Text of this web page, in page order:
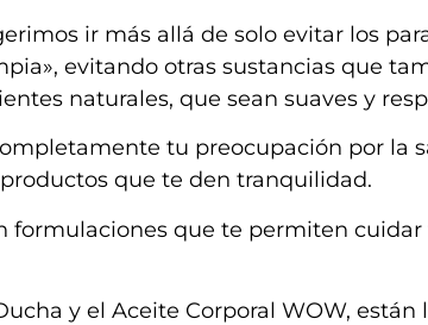
ir más allá de solo evitar los
evitando otras sustancias que
naturales, que sean suaves y
tu preocupación por la
que te den tranquilidad.
formulaciones que te permiten
y el Aceite Corporal WOW, están